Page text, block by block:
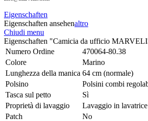
Eigenschaften
Eigenschaften ansehenaltro
Chiudi menu
Eigenschaften "Camicia da ufficio
Numero Ordine
470064-80.38
Colore
Marino
Lunghezza della manica 64 cm (normale)
Polsino
Polsini combi
Tasca sul petto
Sì
Proprietà di lavaggio
Lavaggio in lavatrice
Patch
No